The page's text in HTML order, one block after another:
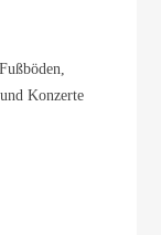
Konzerte